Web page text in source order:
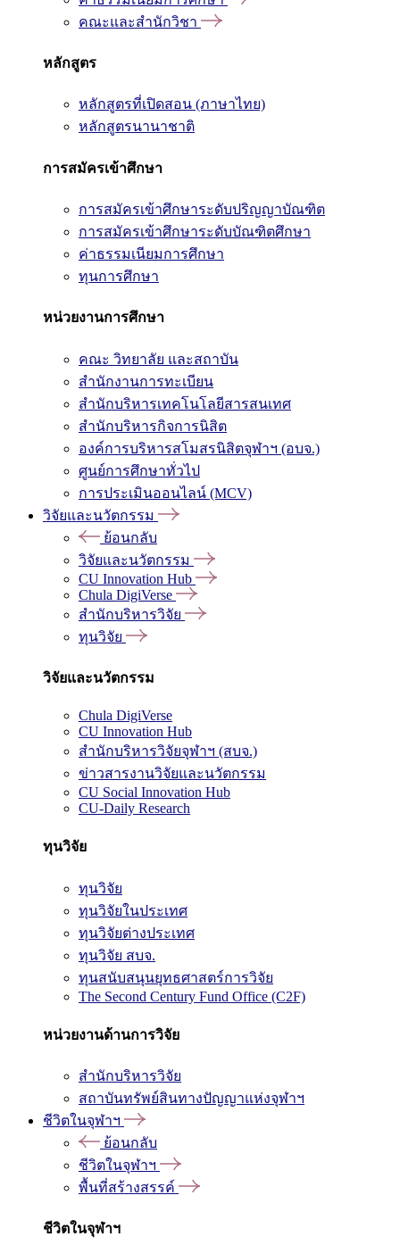
คณะและสำนักวิชา
หลักสูตร
หลักสูตรที่เปิดสอน (ภาษาไทย)
หลักสูตรนานาชาติ
การสมัครเข้าศึกษา
การสมัครเข้าศึกษาระดับปริญญาบัณฑิต
การสมัครเข้าศึกษาระดับบัณฑิตศึกษา
ค่าธรรมเนียมการศึกษา
ทุนการศึกษา
หน่วยงานการศึกษา
คณะ วิทยาลัย และสถาบัน
สำนักงานการทะเบียน
สำนักบริหารเทคโนโลยีสารสนเทศ
สำนักบริหารกิจการนิสิต
องค์การบริหารสโมสรนิสิตจุฬาฯ (อบจ.)
ศูนย์การศึกษาทั่วไป
การประเมินออนไลน์ (MCV)
วิจัยและนวัตกรรม
ย้อนกลับ
วิจัยและนวัตกรรม
CU Innovation Hub
Chula DigiVerse
สำนักบริหารวิจัย
ทุนวิจัย
วิจัยและนวัตกรรม
Chula DigiVerse
CU Innovation Hub
สำนักบริหารวิจัยจุฬาฯ (สบจ.)
ข่าวสารงานวิจัยและนวัตกรรม
CU Social Innovation Hub
CU-Daily Research
ทุนวิจัย
ทุนวิจัย
ทุนวิจัยในประเทศ
ทุนวิจัยต่างประเทศ
ทุนวิจัย สบจ.
ทุนสนับสนุนยุทธศาสตร์การวิจัย
The Second Century Fund Office (C2F)
หน่วยงานด้านการวิจัย
สำนักบริหารวิจัย
สถาบันทรัพย์สินทางปัญญาแห่งจุฬาฯ
ชีวิตในจุฬาฯ
ย้อนกลับ
ชีวิตในจุฬาฯ
พื้นที่สร้างสรรค์
ชีวิตในจุฬาฯ